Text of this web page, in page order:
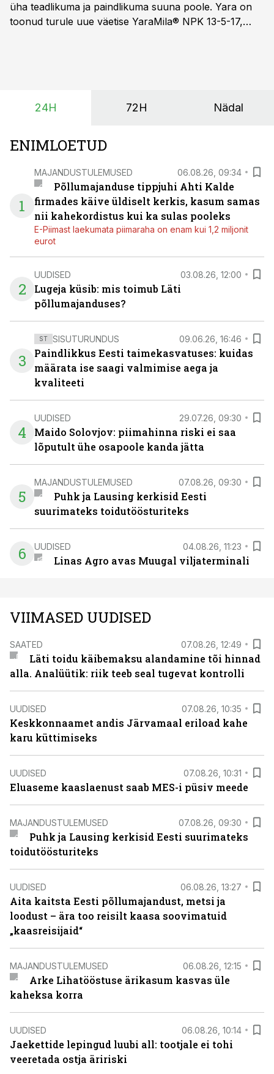
üha teadlikuma ja paindlikuma suuna poole. Yara on
toonud turule uue väetise YaraMila® NPK 13-5-17,
24H 72H Nädal
ENIMLOETUD
1
MAJANDUSTULEMUSED 06.08.26, 09:34
Põllumajanduse tippjuhi Ahti Kalde
firmades käive üldiselt kerkis, kasum samas
nii kahekordistus kui ka sulas pooleks
E-Piimast laekumata piimaraha on enam kui 1,2 miljonit
eurot
2
UUDISED 03.08.26, 12:00
Lugeja küsib: mis toimub Läti
põllumajanduses?
3
ST SISUTURUNDUS 09.06.26, 16:46
Paindlikkus Eesti taimekasvatuses: kuidas
määrata ise saagi valmimise aega ja
kvaliteeti
4
UUDISED 29.07.26, 09:30
Maido Solovjov: piimahinna riski ei saa
lõputult ühe osapoole kanda jätta
5
MAJANDUSTULEMUSED 07.08.26, 09:30
Puhk ja Lausing kerkisid Eesti
suurimateks toidutöösturiteks
6 UUDISED 04.08.26, 11:23
Linas Agro avas Muugal viljaterminali
VIIMASED UUDISED
SAATED 07.08.26, 12:49
Läti toidu käibemaksu alandamine tõi hinnad
alla. Analüütik: riik teeb seal tugevat kontrolli
UUDISED 07.08.26, 10:35
Keskkonnaamet andis Järvamaal eriload kahe
karu küttimiseks
UUDISED 07.08.26, 10:31
Eluaseme kaaslaenust saab MES-i püsiv meede
MAJANDUSTULEMUSED 07.08.26, 09:30
Puhk ja Lausing kerkisid Eesti suurimateks
toidutöösturiteks
UUDISED 06.08.26, 13:27
Aita kaitsta Eesti põllumajandust, metsi ja
loodust – ära too reisilt kaasa soovimatuid
„kaasreisijaid“
MAJANDUSTULEMUSED 06.08.26, 12:15
Arke Lihatööstuse ärikasum kasvas üle
kaheksa korra
UUDISED 06.08.26, 10:14
Jaekettide lepingud luubi all: tootjale ei tohi
veeretada ostja äririski